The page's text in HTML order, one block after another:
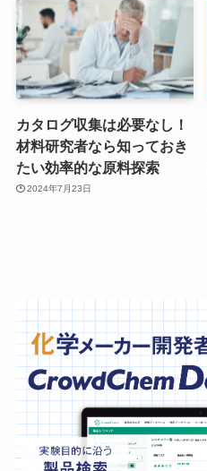
カタログ収集は必要なし！
材料研究者なら知っておき
たい効率的な原料探索
2024年7月23日